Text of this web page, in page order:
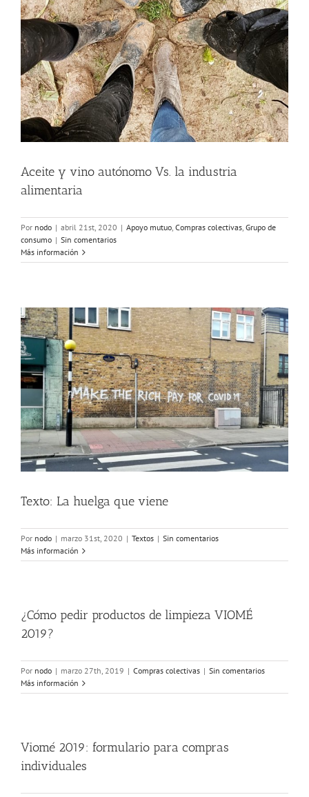
Aceite y vino autónomo Vs. la industria
alimentaria
Por nodo | abril 21st, 2020 | Apoyo mutuo Compras colectivas Grupo de
consumo | Sin comentarios
Más información
Texto: La huelga que viene
Por nodo | marzo 31st, 2020 | Textos | Sin comentarios
Más información
¿Cómo pedir productos de limpieza VIOMÉ
2019?
Por nodo | marzo 27th, 2019 | Compras colectivas | Sin comentarios
Más información
Viomé 2019: formulario para compras
individuales